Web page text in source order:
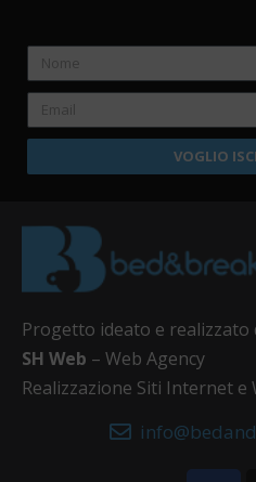
VOGLIO
Progetto ideato e realizzato
SH Web – Web Agency
Realizzazione Siti Internet